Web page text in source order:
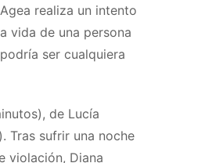
realiza un intento
vida de una persona
ser cualquiera
de Lucía
Tras sufrir una noche
violación, Diana